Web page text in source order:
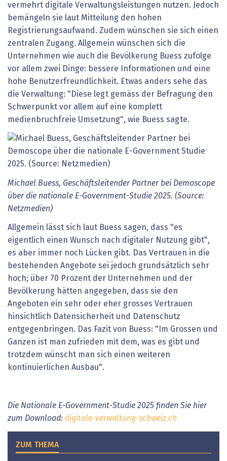
vermehrt digitale Verwaltungsleistungen nutzen. Jedoch
bemängeln sie laut Mitteilung den hohen
Registrierungsaufwand. Zudem wünschen sie sich einen
zentralen Zugang. Allgemein wünschen sich die
Unternehmen wie auch die Bevölkerung Buess zufolge
vor allem zwei Dinge: bessere Informationen und eine
hohe Benutzerfreundlichkeit. Etwas anders sehe das
die Verwaltung: "Diese legt gemäss der Befragung den
Schwerpunkt vor allem auf eine komplett
medienbruchfreie Umsetzung", wie Buess sagte.
Michael Buess, Geschäftsleitender Partner bei Demoscope
über die nationale E-Government-Studie 2025. (Source:
Netzmedien)
Allgemein lässt sich laut Buess sagen, dass "es
eigentlich einen Wunsch nach digitaler Nutzung gibt",
es aber immer noch Lücken gibt. Das Vertrauen in die
bestehenden Angebote sei jedoch grundsätzlich sehr
hoch; über 70 Prozent der Unternehmen und der
Bevölkerung hätten angegeben, dass sie den
Angeboten ein sehr oder eher grosses Vertrauen
hinsichtlich Datensicherheit und Datenschutz
entgegenbringen. Das Fazit von Buess: "Im Grossen und
Ganzen ist man zufrieden mit dem, was es gibt und
trotzdem wünscht man sich einen weiteren
kontinuierlichen Ausbau".
Die Nationale E-Government-Studie 2025 finden Sie hier
zum Download: digitale-verwaltung-schweiz.ch
ZUM THEMA